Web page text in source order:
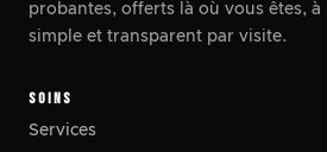
probantes, offerts là où vous êtes,
simple et transparent par visite.
SOINS
Services